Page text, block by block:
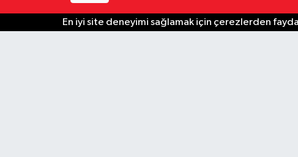
En iyi site deneyimi sağlamak için çerezlerden